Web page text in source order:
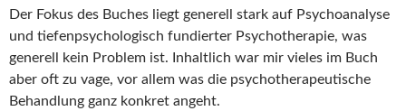
Der Fokus des Buches liegt generell stark auf Psychoanalyse
und tiefenpsychologisch fundierter Psychotherapie, was
generell kein Problem ist. Inhaltlich war mir vieles im Buch
aber oft zu vage, vor allem was die psychotherapeutische
Behandlung ganz konkret angeht.